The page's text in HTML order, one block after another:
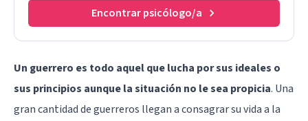
Encontrar psicólogo/a
Un guerrero es todo aquel que lucha por sus ideales o
sus principios aunque la situación no le sea propicia. Una
gran cantidad de guerreros llegan a consagrar su vida a la